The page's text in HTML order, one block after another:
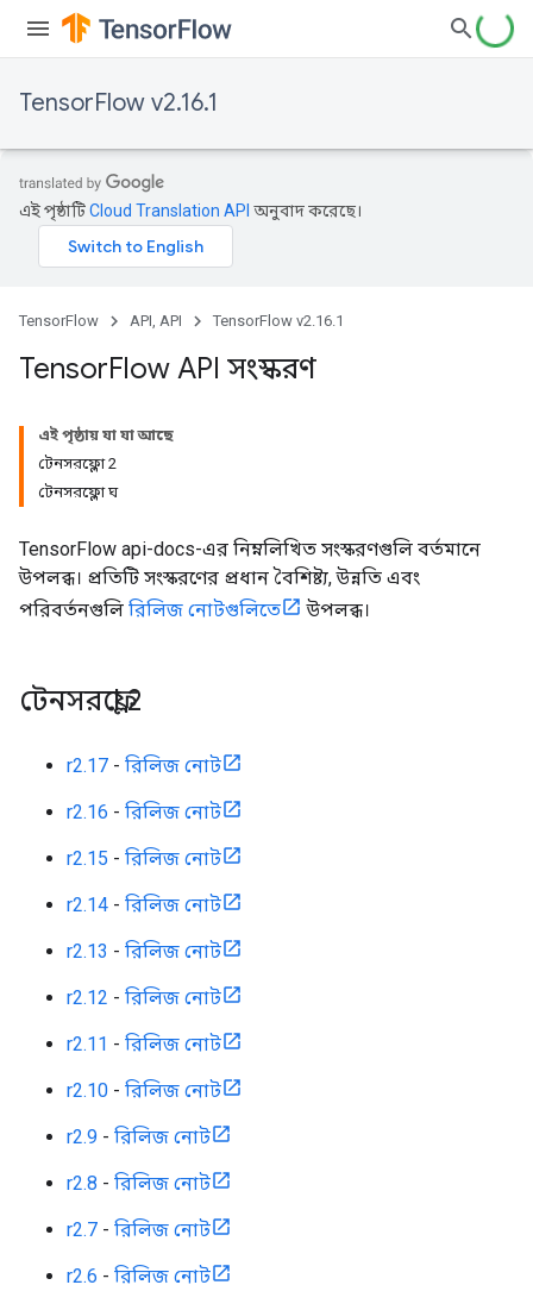
TensorFlow v2.16.1
এই পৃষ্ঠাটিCloud Translation API অনুবাদ করেছে।
TensorFlow API, API TensorFlow v2.16.1
TensorFlow API সংস্করণ
এই পৃষ্ঠায় যা যা আছে
টেনসরফ্লো 2
টেনসরফ্লো ঘ
TensorFlow api-docs-এর নিম্নলিখিত সংস্করণগুলি বর্তমানে
উপলব্ধ। প্রতিটি সংস্করণের প্রধান বৈশিষ্ট্য, উন্নতি এবং
পরিবর্তনগুলি রিলিজ নোটগুলিতে উপলব্ধ।
টেনসরফ্লো 2
r2.17 - রিলিজ নোট
r2.16 - রিলিজ নোট
r2.15 - রিলিজ নোট
r2.14 - রিলিজ নোট
r2.13 - রিলিজ নোট
r2.12 - রিলিজ নোট
r2.11 - রিলিজ নোট
r2.10 - রিলিজ নোট
r2.9 - রিলিজ নোট
r2.8 - রিলিজ নোট
r2.7 - রিলিজ নোট
r2.6 - রিলিজ নোট